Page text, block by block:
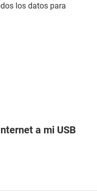
los datos para
a mi USB